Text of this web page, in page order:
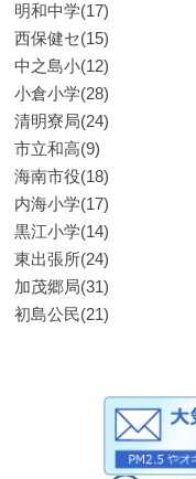
明和中学(17)
西保健セ(15)
中之島小(12)
小倉小学(28)
清明寮局(24)
市立和高(9)
海南市役(18)
内海小学(17)
黒江小学(14)
東出張所(24)
加茂郷局(31)
初島公民(21)